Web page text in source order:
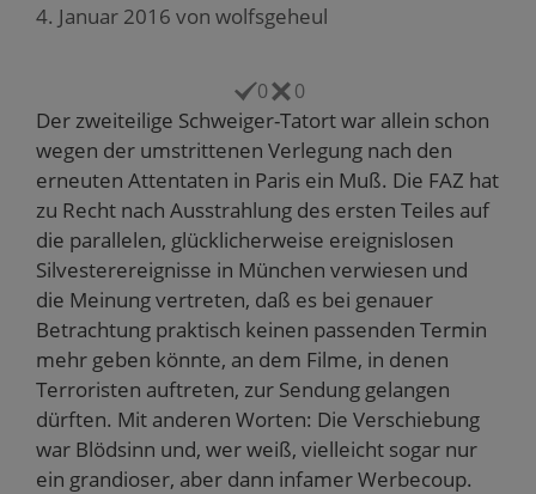
4. Januar 2016 von wolfsgeheul
0 0
Der zweiteilige Schweiger-Tatort war allein schon
wegen der umstrittenen Verlegung nach den
erneuten Attentaten in Paris ein Muß. Die FAZ hat
zu Recht nach Ausstrahlung des ersten Teiles auf
die parallelen, glücklicherweise ereignislosen
Silvesterereignisse in München verwiesen und
die Meinung vertreten, daß es bei genauer
Betrachtung praktisch keinen passenden Termin
mehr geben könnte, an dem Filme, in denen
Terroristen auftreten, zur Sendung gelangen
dürften. Mit anderen Worten: Die Verschiebung
war Blödsinn und, wer weiß, vielleicht sogar nur
ein grandioser, aber dann infamer Werbecoup.